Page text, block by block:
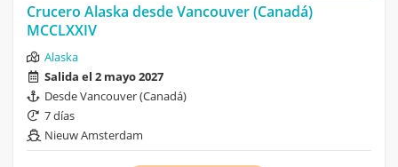
Crucero Alaska desde Vancouver (Canadá)
MCCLXXIV
Alaska
Salida el 2 mayo 2027
Desde Vancouver (Canadá)
7 días
Nieuw Amsterdam